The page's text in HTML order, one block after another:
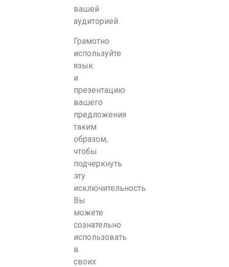
вашей
аудиторией.
Грамотно
используйте
язык
и
презентацию
вашего
предложения
таким
образом,
чтобы
подчеркнуть
эту
исключительность.
Вы
можете
сознательно
использовать
в
своих